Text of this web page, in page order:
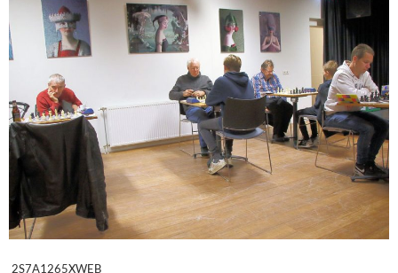
2S7A1265XWEB